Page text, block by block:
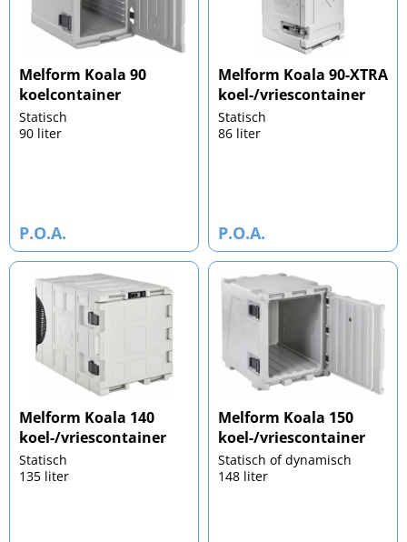
Melform Koala 90
koelcontainer
Statisch
90 liter
P.O.A.
Melform Koala 90-XTRA
koel-/vriescontainer
Statisch
86 liter
P.O.A.
Melform Koala 140
koel-/vriescontainer
Statisch
135 liter
Melform Koala 150
koel-/vriescontainer
Statisch of dynamisch
148 liter